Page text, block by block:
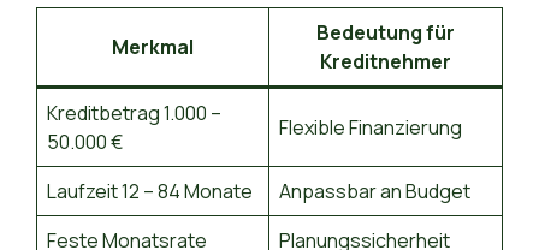
Merkmal
Bedeutung für
Kreditnehmer
Kreditbetrag 1.000 –
50.000 €
Flexible Finanzierung
Laufzeit 12 – 84 Monate
Anpassbar an Budget
Feste Monatsrate
Planungssicherheit